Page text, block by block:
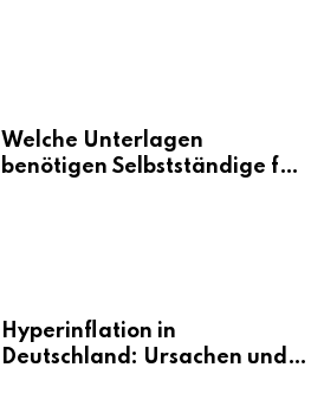
Welche Unterlagen
benötigen Selbstständige für
Hyperinflation in
Deutschland: Ursachen und